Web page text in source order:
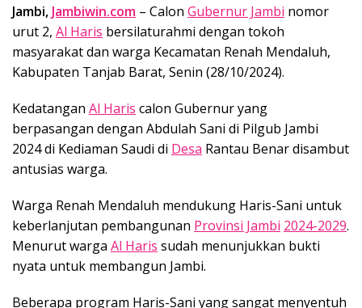
Jambi, Jambiwin.com – Calon Gubernur Jambi nomor
urut 2, Al Haris bersilaturahmi dengan tokoh
masyarakat dan warga Kecamatan Renah Mendaluh,
Kabupaten Tanjab Barat, Senin (28/10/2024).
Kedatangan Al Haris calon Gubernur yang
berpasangan dengan Abdulah Sani di Pilgub Jambi
2024 di Kediaman Saudi di Desa Rantau Benar disambut
antusias warga.
Warga Renah Mendaluh mendukung Haris-Sani untuk
keberlanjutan pembangunan Provinsi Jambi 2024-2029.
Menurut warga Al Haris sudah menunjukkan bukti
nyata untuk membangun Jambi.
Beberapa program Haris-Sani yang sangat menyentuh